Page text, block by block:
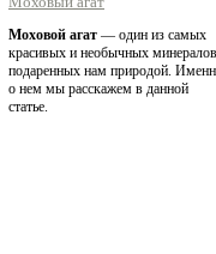
Моховой агат — один из самых
красивых и необычных
подаренных нам природой.
о нем мы расскажем в данной
статье.